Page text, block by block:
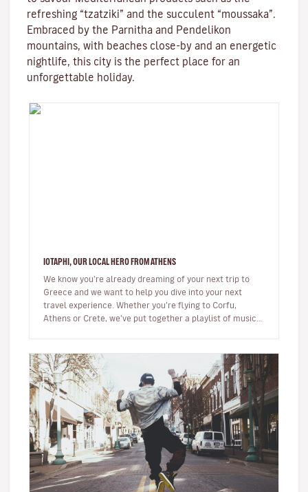
refreshing “tzatziki” and the succulent “moussaka”.
Embraced by the Parnitha and Pendelikon
mountains, with beaches close-by and an energetic
nightlife, this city is the perfect place for an
unforgettable holiday.
IOTAPHI, OUR LOCAL HERO FROM ATHENS
We know you’re already dreaming of your next trip to
Greece and we want to help you dive into your next
travel experience. Whether you’re flying to Corfu,
Athens or Crete, we’ve put together a playlist of music